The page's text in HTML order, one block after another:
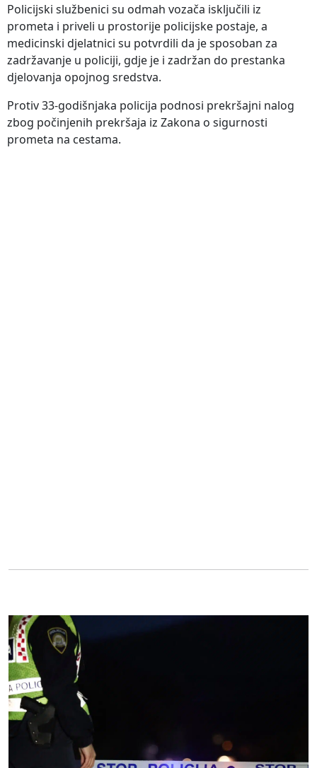
Policijski službenici su odmah vozača isključili iz
prometa i priveli u prostorije policijske postaje, a
medicinski djelatnici su potvrdili da je sposoban za
zadržavanje u policiji, gdje je i zadržan do prestanka
djelovanja opojnog sredstva.
Protiv 33-godišnjaka policija podnosi prekršajni nalog
zbog počinjenih prekršaja iz Zakona o sigurnosti
prometa na cestama.